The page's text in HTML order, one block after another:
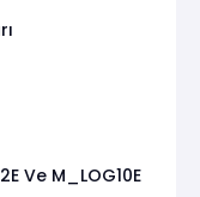
Ve M_LOG10E